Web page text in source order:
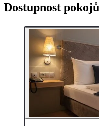
Dostupnost pokojů